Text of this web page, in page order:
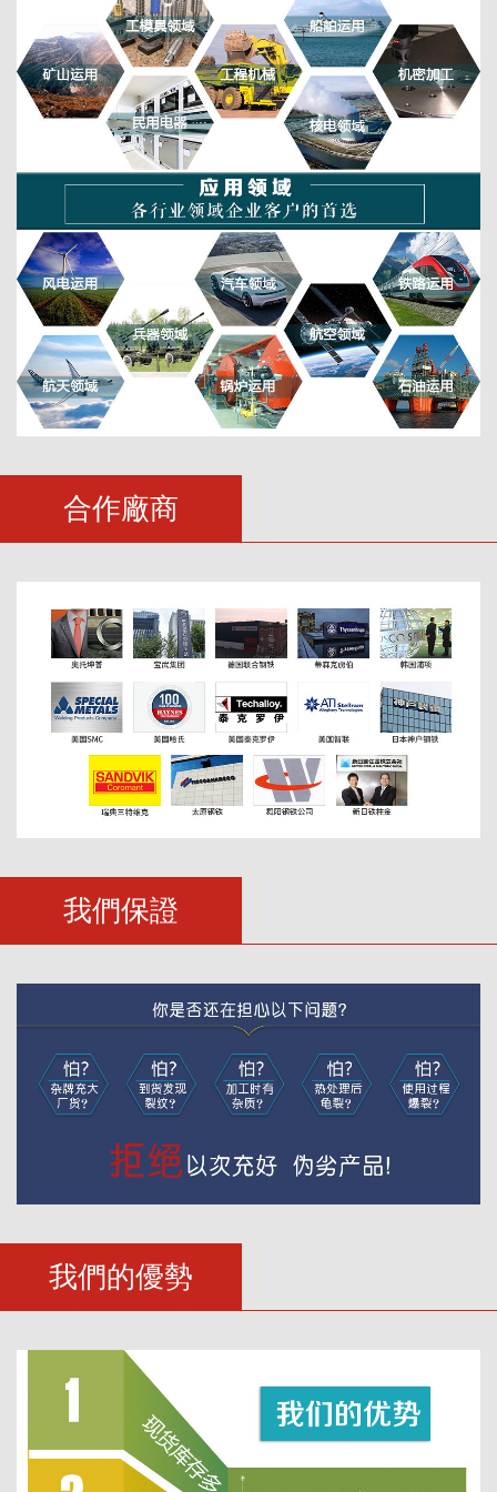
合作廠商
我們保證
我們的優勢